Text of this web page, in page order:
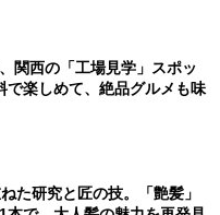
関西の「工場見学」スポッ
で楽しめて、絶品グルメも味
た研究と匠の技。「艶髪」